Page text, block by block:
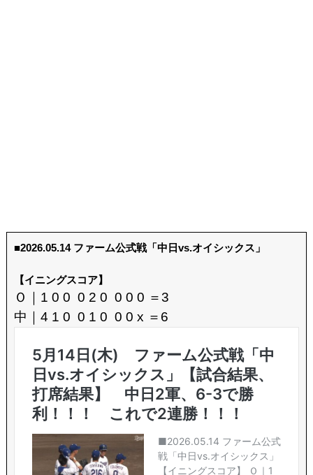
■2026.05.14 ファーム公式戦「中日vs.オイシックス」
【イニングスコア】
Ｏ｜1 0 0 0 2 0 0 0 0 ＝3
中｜4 1 0 0 1 0 0 0 x ＝6